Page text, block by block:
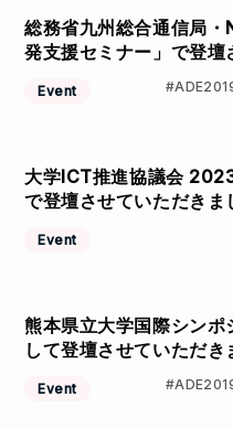
講演・口頭発表等
総務省九州総合通信局
発支援セミナー」で登壇
Event
大学ICT推進協議会
で登壇させていただきま
Event
熊本県立大学国際シン
して登壇させていただき
Event